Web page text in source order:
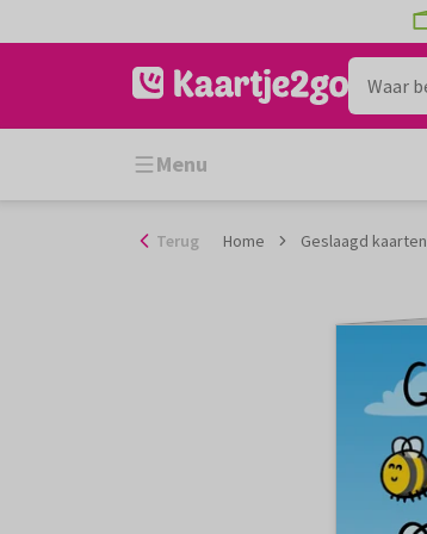
naar
Menu
Terug Home Geslaagd kaarten